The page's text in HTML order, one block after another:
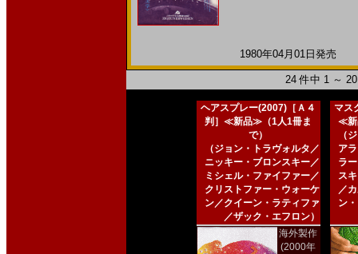
1980年04月01日発売
24 件中 1 ～
ヘアスプレー(2007)［Ａ４
判］≪新品≫（1人1冊ま
で）
（ジョン・トラヴォルタ／
ニッキー・ブロンスキー／
ミシェル・ファイファー／
クリストファー・ウォーケ
ン／クイーン・ラティファ
／ザック・エフロン）
海外製作
(2000年
マス
≪新
（
ア
ラ
ス
／
ン